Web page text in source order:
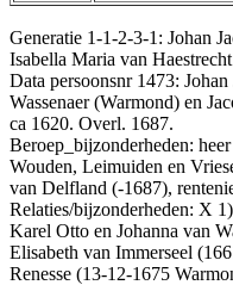
Generatie 1-1-2-3-1: Johan
Isabella Maria van
Data persoonsnr 1473:
Wassenaer (Warmond) en
ca 1620. Overl. 1687.
Beroep_bijzonderheden:
Wouden, Leimuiden en
van Delfland (-1687),
Relaties/bijzonderheden: X
Karel Otto en Johanna van
Elisabeth van Immerseel
Renesse (13-12-1675